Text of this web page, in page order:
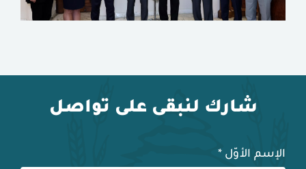
شارك لنبقى على تواصل
الإسم الأوّل *